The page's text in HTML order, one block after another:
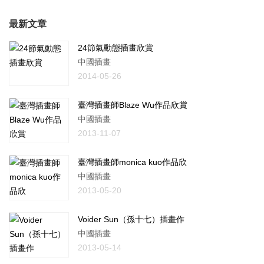
最新文章
24節氣動態插畫欣賞
中國插畫
2014-05-26
臺灣插畫師Blaze Wu作品欣賞
中國插畫
2013-11-07
臺灣插畫師monica kuo作品欣
中國插畫
2013-05-20
Voider Sun（孫十七）插畫作
中國插畫
2013-05-14